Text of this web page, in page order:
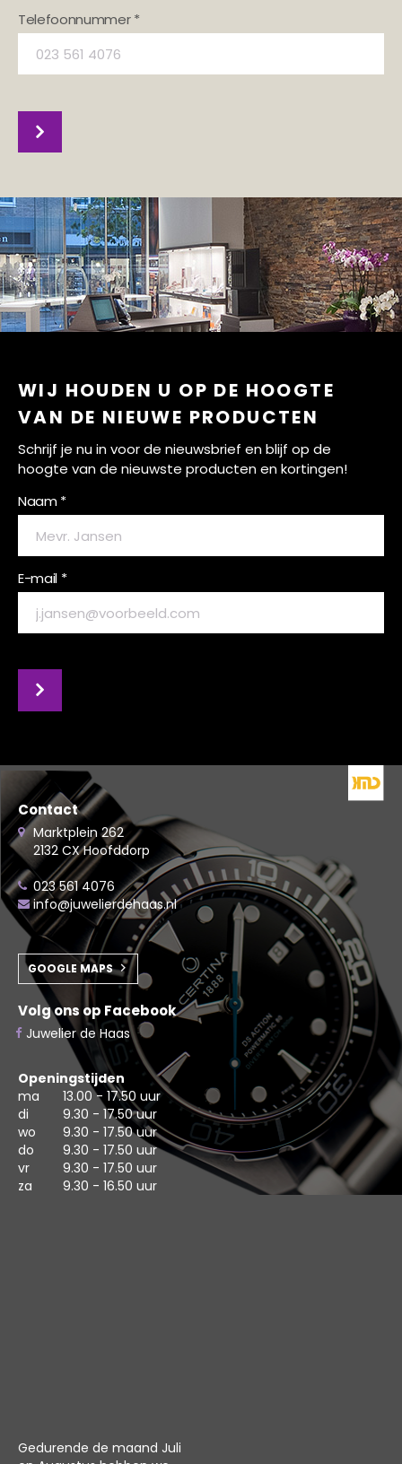
Telefoonnummer *
WIJ HOUDEN U OP DE HOOGTE
VAN DE NIEUWE PRODUCTEN
Schrijf je nu in voor de nieuwsbrief en blijf op de
hoogte van de nieuwste producten en kortingen!
Naam *
E-mail *
Contact
Marktplein 262
2132 CX Hoofddorp
023 561 4076
info@juwelierdehaas.nl
GOOGLE MAPS
Volg ons op Facebook
Juwelier de Haas
Openingstijden
ma
13.00 - 17.50 uur
di
9.30 - 17.50 uur
wo
9.30 - 17.50 uur
do
9.30 - 17.50 uur
vr
9.30 - 17.50 uur
za
9.30 - 16.50 uur
Gedurende de maand Juli